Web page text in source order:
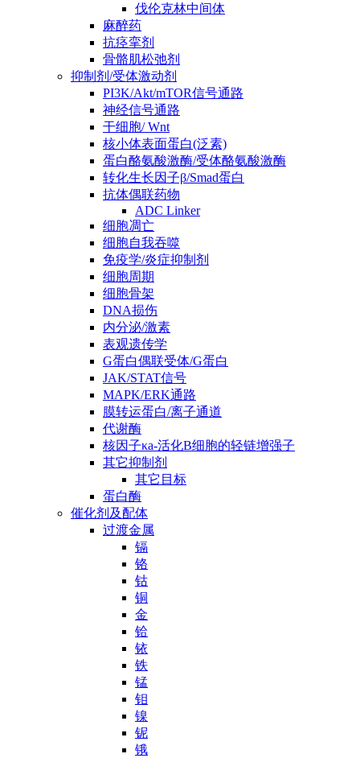
伐伦克林中间体
麻醉药
抗痉挛剂
骨骼肌松弛剂
抑制剂/受体激动剂
PI3K/Akt/mTOR信号通路
神经信号通路
干细胞/ Wnt
核小体表面蛋白(泛素)
蛋白酪氨酸激酶/受体酪氨酸激酶
转化生长因子β/Smad蛋白
抗体偶联药物
ADC Linker
细胞凋亡
细胞自我吞噬
免疫学/炎症抑制剂
细胞周期
细胞骨架
DNA损伤
内分泌/激素
表观遗传学
G蛋白偶联受体/G蛋白
JAK/STAT信号
MAPK/ERK通路
膜转运蛋白/离子通道
代谢酶
核因子κa-活化B细胞的轻链增强子
其它抑制剂
其它目标
蛋白酶
催化剂及配体
过渡金属
镉
铬
钴
铜
金
铪
铱
铁
锰
钼
镍
铌
锇